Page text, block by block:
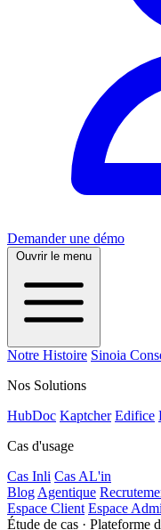
Demander une démo
Ouvrir le menu
Notre Histoire Sinoia
Nos Solutions
HubDoc Kaptcher Edifice
Cas d'usage
Cas Inli Cas AL'in
Blog Agentique
Espace Client Espace
Étude de cas · Plateforme